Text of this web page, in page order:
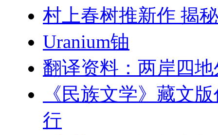
村上春树推新作 揭
Uranium铀
翻译资料：两岸四
《民族文学》藏文
行